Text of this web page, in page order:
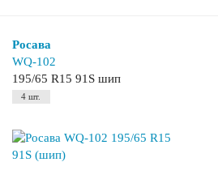
Росава
WQ-102
195/65 R15 91S шип
4 шт.